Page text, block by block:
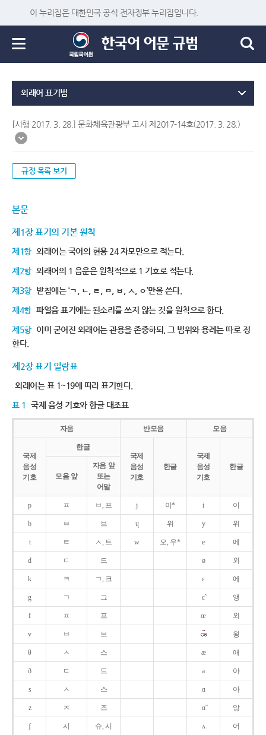
이 누리집은 대한민국 공식 전자정부 누리집입니다.
외래어 표기법
[시행 2017. 3. 28.] 문화체육관광부 고시 제2017-14호(2017. 3. 28.)
규정 목록 보기
본문
제1장 표기의 기본 원칙
제1항 외래어는 국어의 현용 24 자모만으로 적는다.
제2항 외래어의 1 음운은 원칙적으로 1 기호로 적는다.
제3항 받침에는 ‘ㄱ, ㄴ, ㄹ, ㅁ, ㅂ, ㅅ, ㅇ’만을 쓴다.
제4항 파열음 표기에는 된소리를 쓰지 않는 것을 원칙으로 한다.
제5항 이미 굳어진 외래어는 관용을 존중하되, 그 범위와 용례는 따로 정
한다.
제2장 표기 일람표
외래어는 표 1~19에 따라 표기한다.
표 1 국제 음성 기호와 한글 대조표
자음 반모음 모음
국제
음성
기호
한글
국제
음성
기호
한글
국제
음성
기호
한글
모음 앞
자음 앞
또는
어말
p ㅍ ㅂ, 프 j 이* i 이
b ㅂ 브 ɥ 위 y 위
t ㅌ ㅅ, 트 w 오, 우* e 에
d ㄷ 드 ø 외
k ㅋ ㄱ, 크 ɛ 에
g ㄱ 그 ɛ̃ 앵
f ㅍ 프 œ 외
v ㅂ 브 욍
θ ㅅ 스 æ 애
ð ㄷ 드 a 아
s ㅅ 스 ɑ 아
z ㅈ 즈 ɑ̃ 앙
ʃ 시 슈, 시 ʌ 어